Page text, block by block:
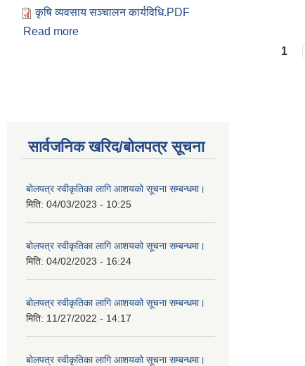
कृषि व्यवसाय सञ्चालन कार्यविधि.PDF
Read more
1
सार्वजनिक खरिद/बोलपत्र सूचना
बोलपत्र स्वीकृतिका लागि आशयको सूचना सम्बन्धमा।
मिति: 04/03/2023 - 10:25
बोलपत्र स्वीकृतिका लागि आशयको सूचना सम्बन्धमा।
मिति: 04/02/2023 - 16:24
बोलपत्र स्वीकृतिका लागि आशयको सूचना सम्बन्धमा।
मिति: 11/27/2022 - 14:17
बोलपत्र स्वीकृतिका लागि आशयको सूचना सम्बन्धमा।